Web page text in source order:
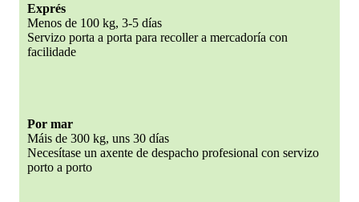
Exprés
Menos de 100 kg, 3-5 días
Servizo porta a porta para recoller a mercadoría con
facilidade
Por mar
Máis de 300 kg, uns 30 días
Necesítase un axente de despacho profesional con servizo
porto a porto